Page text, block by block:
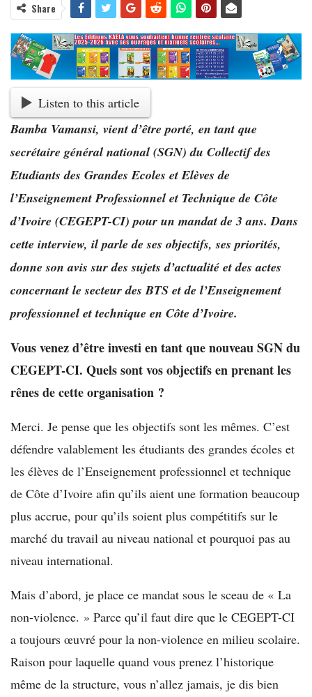
Share
Listen to this article
Bamba Vamansi, vient d’être porté, en tant que
secrétaire général national (SGN) du Collectif des
Etudiants des Grandes Ecoles et Elèves de
l’Enseignement Professionnel et Technique de Côte
d’Ivoire (CEGEPT-CI) pour un mandat de 3 ans. Dans
cette interview, il parle de ses objectifs, ses priorités,
donne son avis sur des sujets d’actualité et des actes
concernant le secteur des BTS et de l’Enseignement
professionnel et technique en Côte d’Ivoire.
Vous venez d’être investi en tant que nouveau SGN du
CEGEPT-CI. Quels sont vos objectifs en prenant les
rênes de cette organisation ?
Merci. Je pense que les objectifs sont les mêmes. C’est
défendre valablement les étudiants des grandes écoles et
les élèves de l’Enseignement professionnel et technique
de Côte d’Ivoire afin qu’ils aient une formation beaucoup
plus accrue, pour qu’ils soient plus compétitifs sur le
marché du travail au niveau national et pourquoi pas au
niveau international.
Mais d’abord, je place ce mandat sous le sceau de « La
non-violence. » Parce qu’il faut dire que le CEGEPT-CI
a toujours œuvré pour la non-violence en milieu scolaire.
Raison pour laquelle quand vous prenez l’historique
même de la structure, vous n’allez jamais, je dis bien